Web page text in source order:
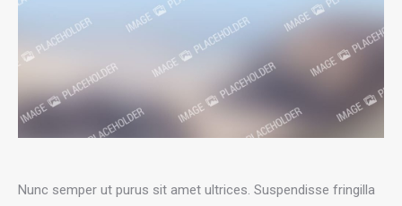
Nunc semper ut purus sit amet ultrices. Suspendisse fringilla